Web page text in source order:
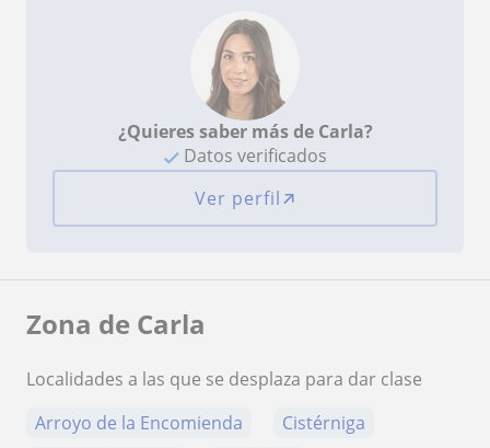
¿Quieres saber más de Carla?
Datos verificados
Ver perfil
Zona de Carla
Localidades a las que se desplaza para dar clase
Arroyo de la Encomienda
Cistérniga